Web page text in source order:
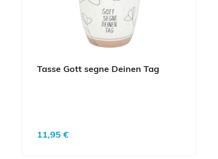
Tasse Gott segne Deinen Tag
Regulärer Preis:
11,95 €